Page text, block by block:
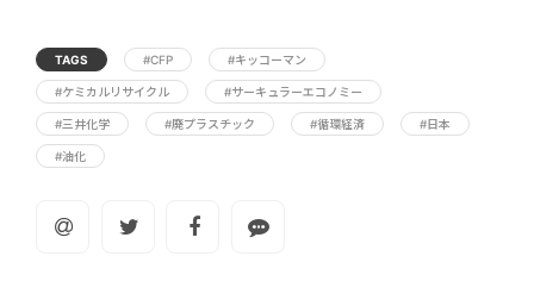
TAGS #CFP #キッコーマン
#ケミカルリサイクル #サーキュラーエコノミー
#三井化学 #廃プラスチック #循環経済 #日本
#油化